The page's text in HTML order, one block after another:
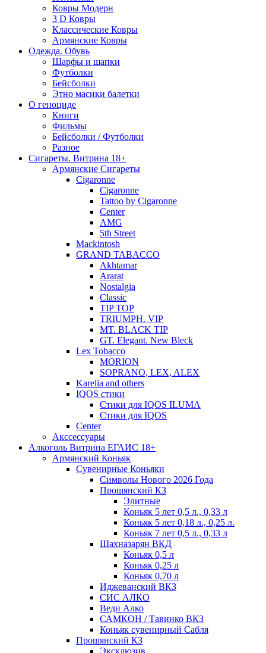
Ковры Модерн
3 D Ковры
Классические Ковры
Армянские Ковры
Одежда. Обувь
Шарфы и шапки
Футболки
Бейсболки
Этно масики балетки
О геноциде
Книги
Фильмы
Бейсболки / Футболки
Разное
Сигареты. Витрина 18+
Армянские Сигареты
Cigaronne
Cigaronne
Tattoo by Cigaronne
Center
AMG
5th Street
Mackintosh
GRAND TABACCO
Akhtamar
Ararat
Nostalgia
Classic
TIP TOP
TRIUMPH. VIP
MT. BLACK TIP
GT. Elegant. New Bleck
Lex Tobacco
MORION
SOPRANO, LEX, ALEX
Karelia and others
IQOS стики
Стики для IQOS ILUMA
Стики для IQOS
Сenter
Акссессуары
Алкоголь Витрина ЕГАИС 18+
Армянский Коньяк
Сувенирные Коньяки
Символы Нового 2026 Года
Прошянский КЗ
Элитные
Коньяк 5 лет 0,5 л., 0,33 л
Коньяк 5 лет 0,18 л., 0,25 л.
Коньяк 7 лет 0,5 л., 0,33 л
Шахназарян ВКД
Коньяк 0,5 л
Коньяк 0,25 л
Коньяк 0,70 л
Иджеванский ВКЗ
СИС АЛКО
Веди Алко
САМКОН / Тавинко ВКЗ
Коньяк сувенирный Сабля
Прошянский КЗ
Эксклюзив